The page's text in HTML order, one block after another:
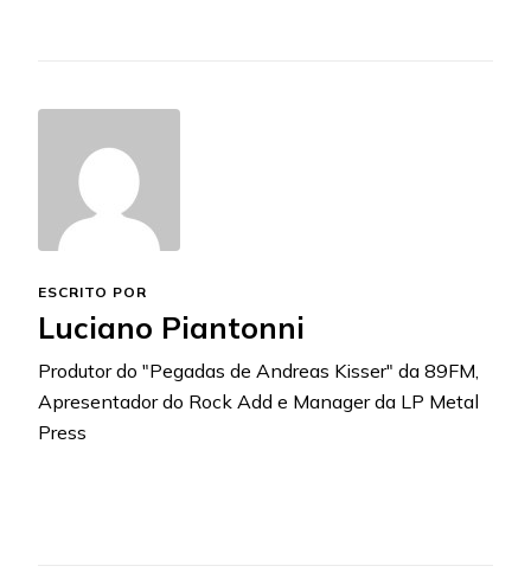
ESCRITO POR
Luciano Piantonni
Produtor do "Pegadas de Andreas Kisser" da 89FM,
Apresentador do Rock Add e Manager da LP Metal
Press